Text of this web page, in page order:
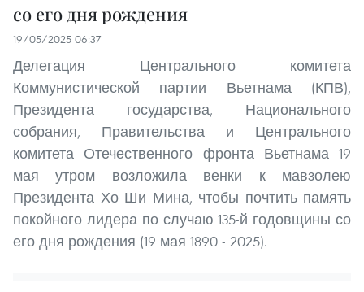
со его дня рождения
19/05/2025 06:37
Делегация Центрального комитета
Коммунистической партии Вьетнама (КПВ),
Президента государства, Национального
собрания, Правительства и Центрального
комитета Отечественного фронта Вьетнама 19
мая утром возложила венки к мавзолею
Президента Хо Ши Мина, чтобы почтить память
покойного лидера по случаю 135-й годовщины со
его дня рождения (19 мая 1890 - 2025).